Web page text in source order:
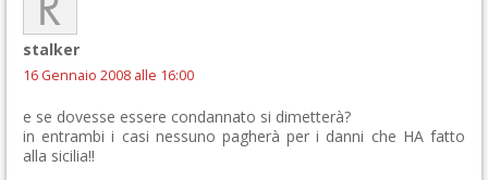
stalker
16 Gennaio 2008 alle 16:00
e se dovesse essere condannato si dimetterà?
in entrambi i casi nessuno pagherà per i danni che HA fatto
alla sicilia!!